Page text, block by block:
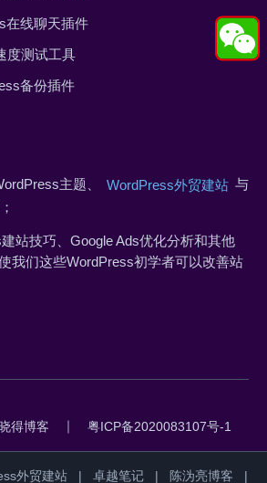
在线聊天插件
度测试工具
备份插件
主题、 WordPress外贸建站 与
站技巧、Google Ads优化分析和其他
使我们这些WordPress初学者可以改善站
得博客 粤ICP备2020083107号-1
外贸建站 | 卓越笔记 | 陈沩亮博客 |